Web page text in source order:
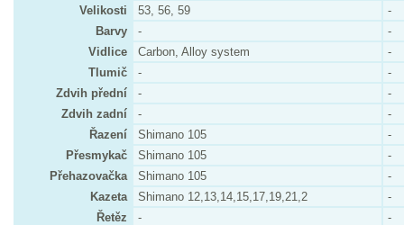
Velikosti
53, 56, 59
-
Barvy
-
-
Vidlice
Carbon, Alloy system
-
Tlumič
-
-
Zdvih přední
-
-
Zdvih zadní
-
-
Řazení
Shimano 105
-
Přesmykač
Shimano 105
-
Přehazovačka
Shimano 105
-
Kazeta
Shimano 12,13,14,15,17,19,21,2
-
Řetěz
-
-